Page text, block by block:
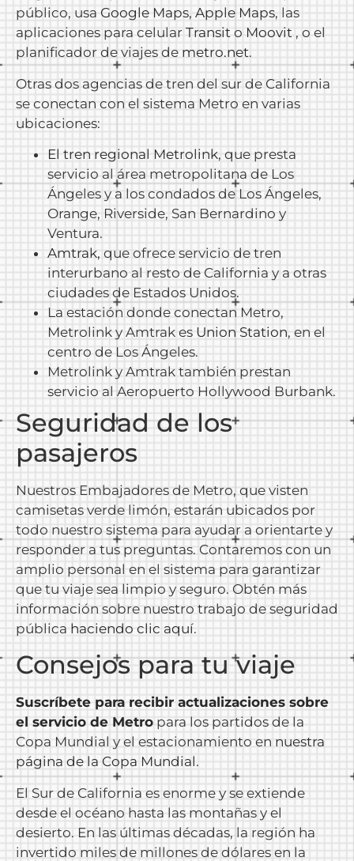
público, usa Google Maps, Apple Maps, las
aplicaciones para celular Transit o Moovit , o el
planificador de viajes de metro.net.
Otras dos agencias de tren del sur de California
se conectan con el sistema Metro en varias
ubicaciones:
El tren regional Metrolink, que presta
servicio al área metropolitana de Los
Ángeles y a los condados de Los Ángeles,
Orange, Riverside, San Bernardino y
Ventura.
Amtrak, que ofrece servicio de tren
interurbano al resto de California y a otras
ciudades de Estados Unidos.
La estación donde conectan Metro,
Metrolink y Amtrak es Union Station, en el
centro de Los Ángeles.
Metrolink y Amtrak también prestan
servicio al Aeropuerto Hollywood Burbank.
Seguridad de los
pasajeros
Nuestros Embajadores de Metro, que visten
camisetas verde limón, estarán ubicados por
todo nuestro sistema para ayudar a orientarte y
responder a tus preguntas. Contaremos con un
amplio personal en el sistema para garantizar
que tu viaje sea limpio y seguro. Obtén más
información sobre nuestro trabajo de seguridad
pública haciendo clic aquí.
Consejos para tu viaje
Suscríbete para recibir actualizaciones sobre
el servicio de Metro para los partidos de la
Copa Mundial y el estacionamiento en nuestra
página de la Copa Mundial.
El Sur de California es enorme y se extiende
desde el océano hasta las montañas y el
desierto. En las últimas décadas, la región ha
invertido miles de millones de dólares en la